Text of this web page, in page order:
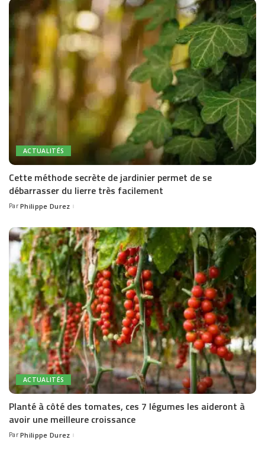
ACTUALITÉS
Cette méthode secrète de jardinier permet de se
débarrasser du lierre très facilement
Posted
Par Philippe Durez
ACTUALITÉS
Planté à côté des tomates, ces 7 légumes les aideront à
avoir une meilleure croissance
Posted
Par Philippe Durez